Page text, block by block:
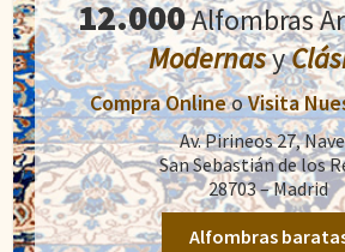
era:
900,00€.
Añadir al carrito
12.000Alfombras
Modernasy
Compra OnlineoVisita
Av. Pirineos 27,
San Sebastián de los
28703 – Madrid
Alfombras